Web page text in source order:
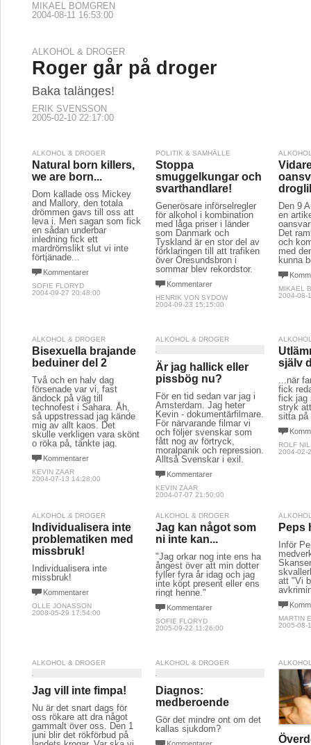
MIKAEL BOMGREN
2004-08-11 16:53:00
ALKOHOL & DROGER
Roger går på droger
Baka talänges!
ERIK SVENSSON
2005-02-10 22:17:00
ALKOHOL & DROGER
Natural born killers,
we are born...
Dom kallade oss Mickey
and Mallory, den totala
drömmen gavs till oss att
leva i. Men sagan som fick
en sådan underbar
inledning fick ett
mardrömslikt slut vi inte
förtjänade...
Kommentarer
SOFIE FLORYD
2004-09-27 20:48:00
POLITIK & SAMHÄLLE
Stoppa
smuggelkungar och
svarthandlare!
Generösare införselregler
för alkohol i kombination
med låga priser i länder
som Danmark och
Tyskland är en stor del av
förklaringen till att trafiken
över Öresundsbron i
sommar blev rekordstor.
Kommentarer
HENRIK VON SYDOW
2004-09-23 15:15:00
Den 9
en
Det
och
med
kunna
MIKAEL
2004-08-
ALKOHOL & DROGER
Bisexuella brajande
beduiner del 2
Två och en halv dag
försenade var vi, fast
ändock på väg till
technofest i Sahara. Åh,
så uppstressad jag kände
mig av allt kaos. Det
skulle verkligen vara skönt
o röka på, tänkte jag.
Kommentarer
KEVIN ZAAR
2004-07-13 14:28:00
ALKOHOL & DROGER
Är jag hallick eller
pissbög nu?
För en tid sedan var jag i
Amsterdam. Jag heter
Kevin - dokumentärfilmare.
För närvarande filmar vi
och följer svenskar som
fått nog av förtryck,
moralpanik och repression.
Alltså Svenskar i exil.
Kommentarer
KEVIN ZAAR
2004-07-07 21:50:00
själv
...när
fick
fick jag
stryk
sitta på
ROLF
2004-02-
ALKOHOL & DROGER
Individualisera inte
problematiken med
missbruk!
Individualisera inte
missbruk!
Kommentarer
OLLE JONASSON
2008-05-29 17:54:00
ALKOHOL & DROGER
Jag kan något som
ni inte kan...
"Jag orkar nog inte ens ha
ångest över att min dotter
fyller fyra år idag och jag
inte köpt present eller ens
ringt henne."
Kommentarer
SOFIE FLORYD
2005-09-22 11:26:00
Peps
Inför
att "Vi
MARTIN
2005-08-
ALKOHOL & DROGER
Jag vill inte fimpa!
Nu är det snart dags för
oss rökare att dra något
gammalt över oss. Den 1
juni blir det rökförbud på
ALKOHOL & DROGER
Diagnos:
medberoende
Gör det mindre ont om det
kallas sjukdom?